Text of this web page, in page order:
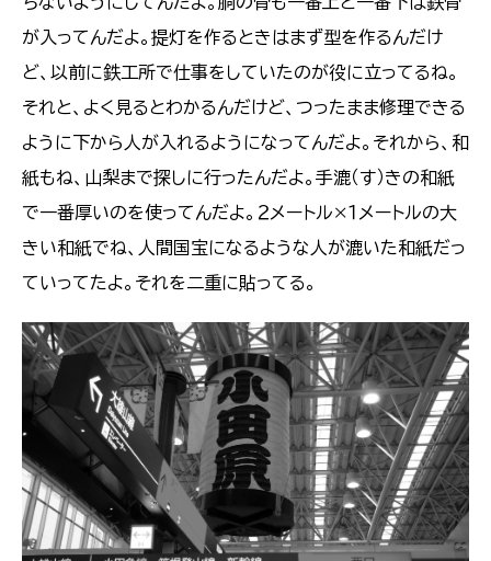
が入ってんだよ。提灯を作るときはまず型を作るんだけ
ど、以前に鉄工所で仕事をしていたのが役に立ってるね。
それと、よく見るとわかるんだけど、つったまま修理できる
ように下から人が入れるようになってんだよ。それから、和
紙もね、山梨まで探しに行ったんだよ。手漉（す）きの和紙
で一番厚いのを使ってんだよ。２メートル×１メートルの大
きい和紙でね、人間国宝になるような人が漉いた和紙だっ
ていってたよ。それを二重に貼ってる。